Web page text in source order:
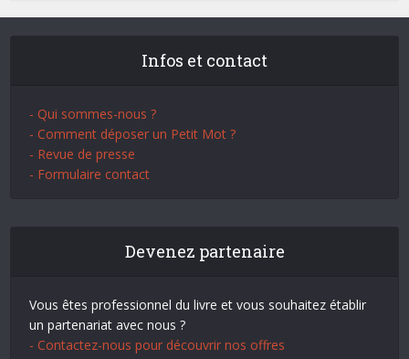
Infos et contact
- Qui sommes-nous ?
- Comment déposer un Petit Mot ?
- Revue de presse
- Formulaire contact
Devenez partenaire
Vous êtes professionnel du livre et vous souhaitez établir
un partenariat avec nous ?
- Contactez-nous pour découvrir nos offres